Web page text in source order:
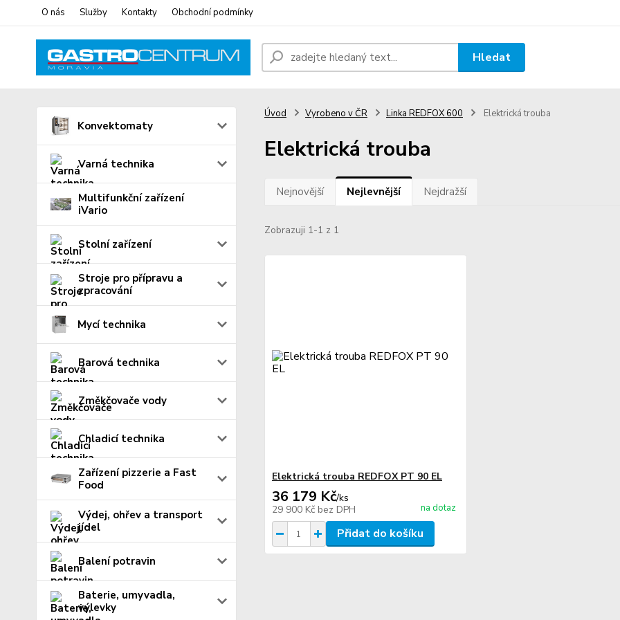
O nás Služby Kontakty Obchodní podmínky
Hledat
Konvektomaty
Varná technika
Multifunkční zařízení
iVario
Stolní zařízení
Stroje pro přípravu a
zpracování
Mycí technika
Barová technika
Změkčovače vody
Chladicí technika
Zařízení pizzerie a Fast
Food
Výdej, ohřev a transport
jídel
Balení potravin
Baterie, umyvadla,
výlevky
Úvod Vyrobeno v ČR Linka REDFOX 600 Elektrická trouba
Elektrická trouba
Nejnovější Nejlevnější Nejdražší
Zobrazuji 1-1 z 1
Elektrická trouba REDFOX PT 90 EL
36 179 Kč/ks
29 900 Kč bez DPH na dotaz
Přidat do košíku